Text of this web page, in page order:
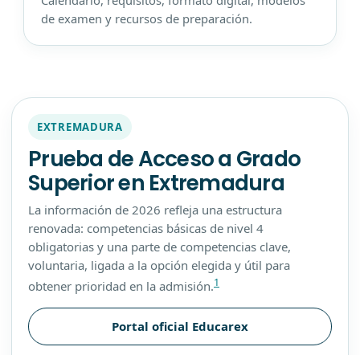
de examen y recursos de preparación.
EXTREMADURA
Prueba de Acceso a Grado
Superior en Extremadura
La información de 2026 refleja una estructura
renovada: competencias básicas de nivel 4
obligatorias y una parte de competencias clave,
voluntaria, ligada a la opción elegida y útil para
obtener prioridad en la admisión.1
Portal oficial Educarex